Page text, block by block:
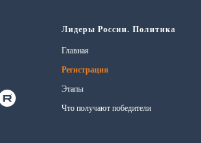
Лидеры России. Политика
Главная
Регистрация
Этапы
Что получают победители